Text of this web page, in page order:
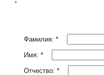
Фамилия: *
Имя: *
Отчество: *